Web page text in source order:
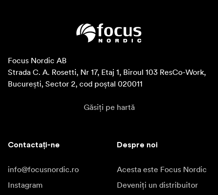
Focus Nordic AB
Strada C. A. Rosetti, Nr 17, Etaj 1, Biroul 103 ResCo-Work,
București, Sector 2, cod poștal 020011
Găsiți pe hartă
Contactați-ne
info@focusnordic.ro
Instagram
Despre noi
Acesta este Focus Nordic
Deveniți un distribuitor